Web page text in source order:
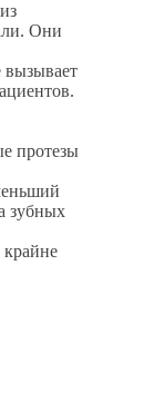
Они
вызывает
протезы
зубных
крайне